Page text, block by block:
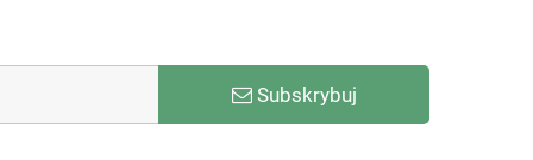
Subskrybuj